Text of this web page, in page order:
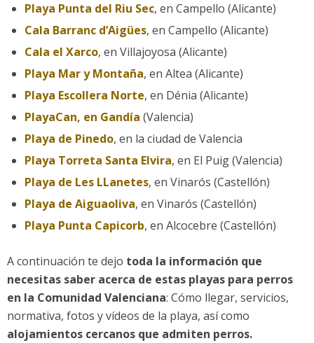
Playa Punta del Riu Sec, en Campello (Alicante)
Cala Barranc d’Aigües, en Campello (Alicante)
Cala el Xarco, en Villajoyosa (Alicante)
Playa Mar y Montaña, en Altea (Alicante)
Playa Escollera Norte, en Dénia (Alicante)
PlayaCan, en Gandía (Valencia)
Playa de Pinedo, en la ciudad de Valencia
Playa Torreta Santa Elvira, en El Puig (Valencia)
Playa de Les LLanetes, en Vinarós (Castellón)
Playa de Aiguaoliva, en Vinarós (Castellón)
Playa Punta Capicorb, en Alcocebre (Castellón)
A continuación te dejo toda la información que
necesitas saber acerca de estas playas para perros
en la Comunidad Valenciana: Cómo llegar, servicios,
normativa, fotos y vídeos de la playa, así como
alojamientos cercanos que admiten perros.